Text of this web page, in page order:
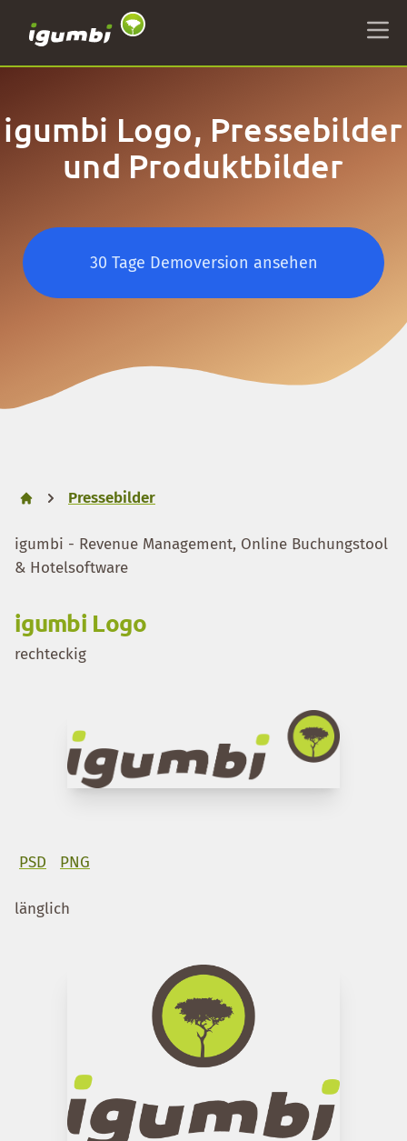
igumbi Logo, Pressebilder
und Produktbilder
30 Tage Demoversion ansehen
Pressebilder
igumbi - Revenue Management, Online Buchungstool
& Hotelsoftware
igumbi Logo
rechteckig
PSD PNG
länglich